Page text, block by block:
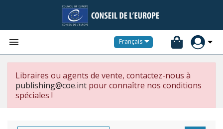
 Français
Libraires ou agents de vente, contactez-nous à
publishing@coe.int pour connaître nos conditions
spéciales !